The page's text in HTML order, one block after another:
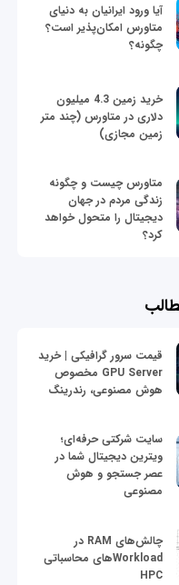
آیا ورود ایرانیان به دنیای
متاورس امکان‌پذیر است؟
چگونه؟
خرید زمین 4.3 میلیون
دلاری در متاورس (چند متر
زمین مجازی)
متاورس چیست و چگونه
زندگی مردم در جهان
دیجیتال را متحول خواهد
کرد؟
قیمت سرور گرافیکی | خرید
GPU Server مخصوص
هوش مصنوعی، رندرینگ
سایت شرکتی حرفه‌ای؛
ویترین دیجیتال شما در
عصر جستجو و هوش
مصنوعی
چالش‌های RAM در
Workloadهای محاسباتی
HPC